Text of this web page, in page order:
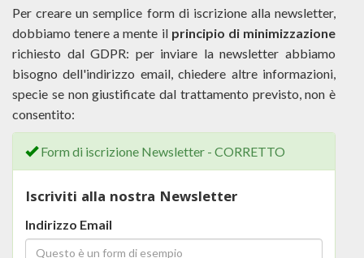
Per creare un semplice form di iscrizione alla newsletter,
dobbiamo tenere a mente il principio di minimizzazione
richiesto dal GDPR: per inviare la newsletter abbiamo
bisogno dell'indirizzo email, chiedere altre informazioni,
specie se non giustificate dal trattamento previsto, non è
consentito:
Form di iscrizione Newsletter - CORRETTO
Iscriviti alla nostra Newsletter
Indirizzo Email